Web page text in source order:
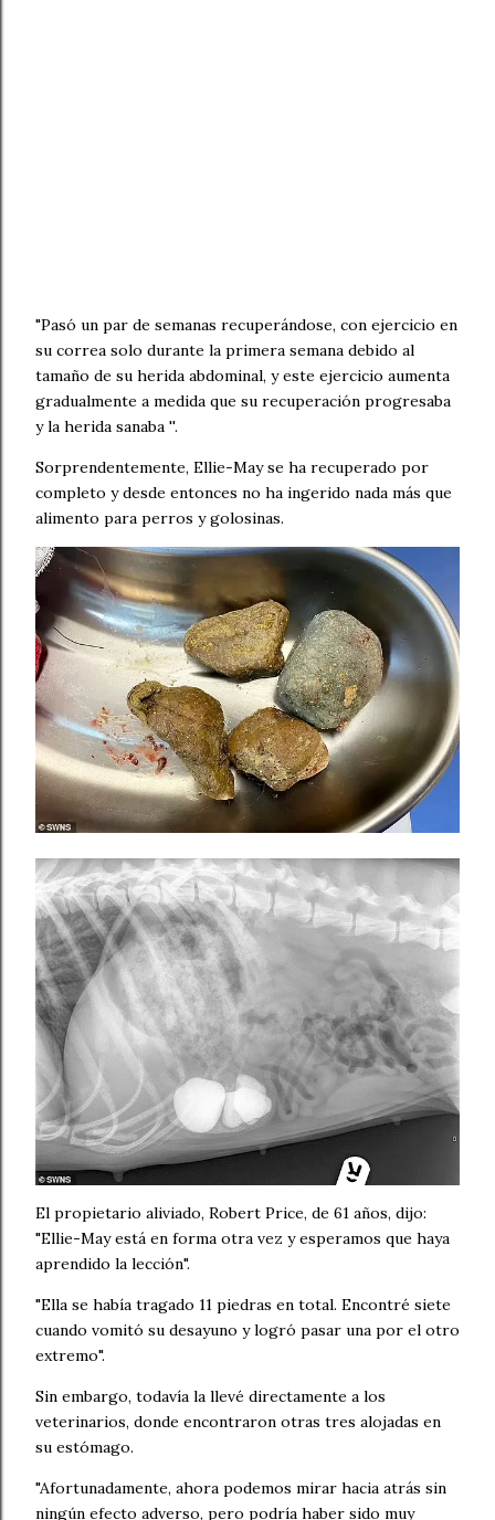
"Pasó un par de semanas recuperándose, con ejercicio en
su correa solo durante la primera semana debido al
tamaño de su herida abdominal, y este ejercicio aumenta
gradualmente a medida que su recuperación progresaba
y la herida sanaba ''.
Sorprendentemente, Ellie-May se ha recuperado por
completo y desde entonces no ha ingerido nada más que
alimento para perros y golosinas.
El propietario aliviado, Robert Price, de 61 años, dijo:
"Ellie-May está en forma otra vez y esperamos que haya
aprendido la lección".
"Ella se había tragado 11 piedras en total. Encontré siete
cuando vomitó su desayuno y logró pasar una por el otro
extremo".
Sin embargo, todavía la llevé directamente a los
veterinarios, donde encontraron otras tres alojadas en
su estómago.
"Afortunadamente, ahora podemos mirar hacia atrás sin
ningún efecto adverso, pero podría haber sido muy